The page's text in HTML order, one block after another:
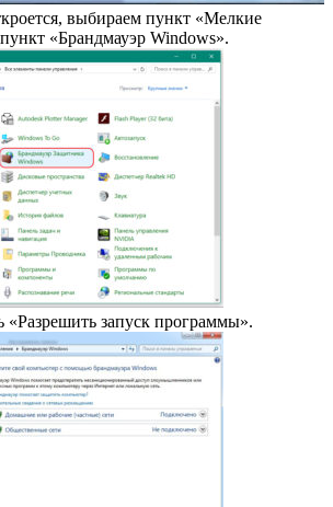
выбираем пункт «Мелкие
«Брандмауэр Windows».
«Разрешить запуск программы».